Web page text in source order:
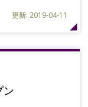
更新: 2019-04-11
ン